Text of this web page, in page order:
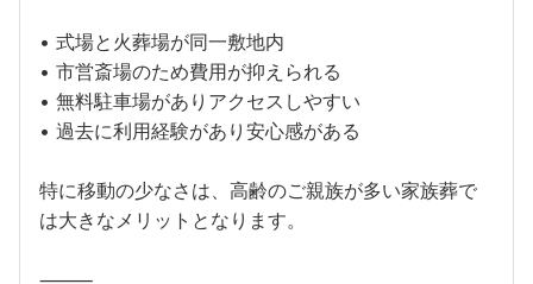
• 式場と火葬場が同一敷地内
• 市営斎場のため費用が抑えられる
• 無料駐車場がありアクセスしやすい
• 過去に利用経験があり安心感がある
特に移動の少なさは、高齢のご親族が多い家族葬で
は大きなメリットとなります。
⸻